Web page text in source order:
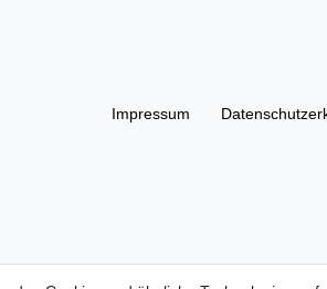
Impressum